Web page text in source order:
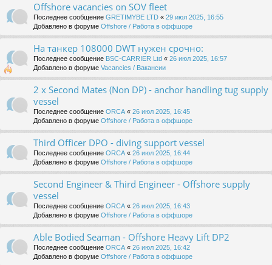
Offshore vacancies on SOV fleet
Последнее сообщение GRETIMYBE LTD « 29 июл 2025, 16:55
Добавлено в форуме Offshore / Работа в оффшоре
На танкер 108000 DWT нужен срочно:
Последнее сообщение BSC-CARRIER Ltd « 26 июл 2025, 16:57
Добавлено в форуме Vacancies / Вакансии
2 x Second Mates (Non DP) - anchor handling tug supply
vessel
Последнее сообщение ORCA « 26 июл 2025, 16:45
Добавлено в форуме Offshore / Работа в оффшоре
Third Officer DPO - diving support vessel
Последнее сообщение ORCA « 26 июл 2025, 16:44
Добавлено в форуме Offshore / Работа в оффшоре
Second Engineer & Third Engineer - Offshore supply
vessel
Последнее сообщение ORCA « 26 июл 2025, 16:43
Добавлено в форуме Offshore / Работа в оффшоре
Able Bodied Seaman - Offshore Heavy Lift DP2
Последнее сообщение ORCA « 26 июл 2025, 16:42
Добавлено в форуме Offshore / Работа в оффшоре